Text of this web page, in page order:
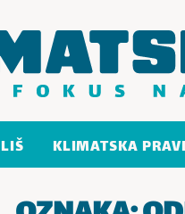
KLIMATSKA